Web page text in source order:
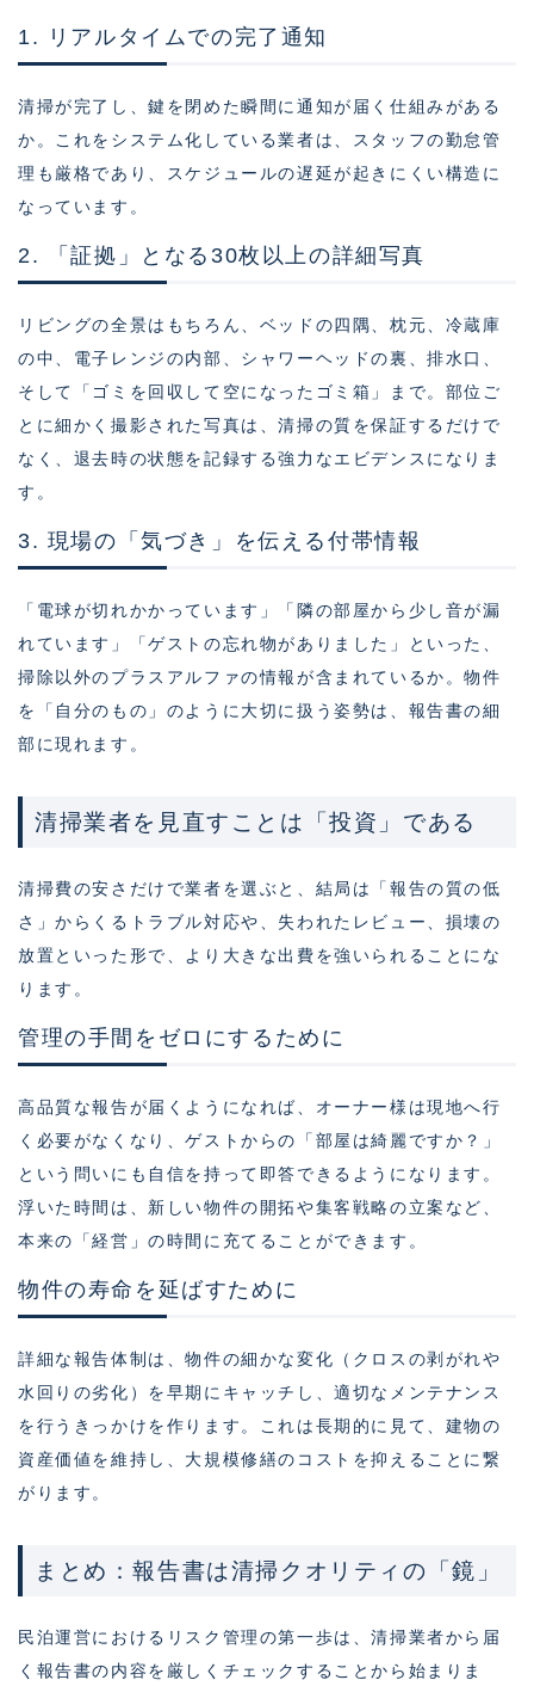
1. リアルタイムでの完了通知
清掃が完了し、鍵を閉めた瞬間に通知が届く仕組みがある
か。これをシステム化している業者は、スタッフの勤怠管
理も厳格であり、スケジュールの遅延が起きにくい構造に
なっています。
2. 「証拠」となる30枚以上の詳細写真
リビングの全景はもちろん、ベッドの四隅、枕元、冷蔵庫
の中、電子レンジの内部、シャワーヘッドの裏、排水口、
そして「ゴミを回収して空になったゴミ箱」まで。部位ご
とに細かく撮影された写真は、清掃の質を保証するだけで
なく、退去時の状態を記録する強力なエビデンスになりま
す。
3. 現場の「気づき」を伝える付帯情報
「電球が切れかかっています」「隣の部屋から少し音が漏
れています」「ゲストの忘れ物がありました」といった、
掃除以外のプラスアルファの情報が含まれているか。物件
を「自分のもの」のように大切に扱う姿勢は、報告書の細
部に現れます。
清掃業者を見直すことは「投資」である
清掃費の安さだけで業者を選ぶと、結局は「報告の質の低
さ」からくるトラブル対応や、失われたレビュー、損壊の
放置といった形で、より大きな出費を強いられることにな
ります。
管理の手間をゼロにするために
高品質な報告が届くようになれば、オーナー様は現地へ行
く必要がなくなり、ゲストからの「部屋は綺麗ですか？」
という問いにも自信を持って即答できるようになります。
浮いた時間は、新しい物件の開拓や集客戦略の立案など、
本来の「経営」の時間に充てることができます。
物件の寿命を延ばすために
詳細な報告体制は、物件の細かな変化（クロスの剥がれや
水回りの劣化）を早期にキャッチし、適切なメンテナンス
を行うきっかけを作ります。これは長期的に見て、建物の
資産価値を維持し、大規模修繕のコストを抑えることに繋
がります。
まとめ：報告書は清掃クオリティの「鏡」
民泊運営におけるリスク管理の第一歩は、清掃業者から届
く報告書の内容を厳しくチェックすることから始まりま